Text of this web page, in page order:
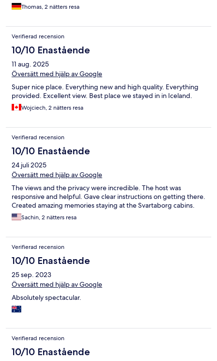
Thomas, 2 nätters resa
Verifierad recension
10/10 Enastående
11 aug. 2025
Översätt med hjälp av Google
Super nice place. Everything new and high quality. Everything
provided. Excellent view. Best place we stayed in in Iceland.
Wojciech, 2 nätters resa
Verifierad recension
10/10 Enastående
24 juli 2025
Översätt med hjälp av Google
The views and the privacy were incredible. The host was
responsive and helpful. Gave clear instructions on getting there.
Created amazing memories staying at the Svartaborg cabins.
Sachin, 2 nätters resa
Verifierad recension
10/10 Enastående
25 sep. 2023
Översätt med hjälp av Google
Absolutely spectacular.
Verifierad recension
10/10 Enastående